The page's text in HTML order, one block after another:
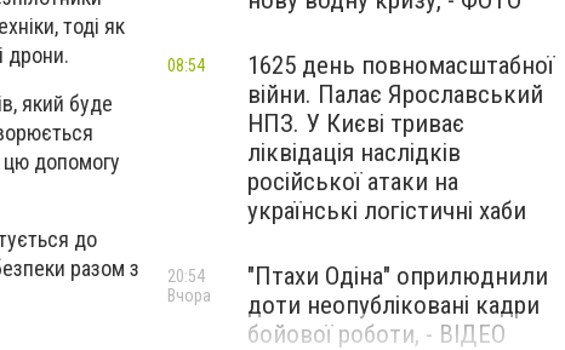
тоді як
дрони.
який буде
цю допомогу
до
разом з
1625 день повномасштабної
війни. Палає Ярославський
НПЗ. У Києві триває
ліквідація наслідків
російської атаки на
українські логістичні хаби
08:54
"Птахи Одіна" оприлюднили
доти неопубліковані кадри
бойової роботи, - ВІДЕО
20:54
Вчора